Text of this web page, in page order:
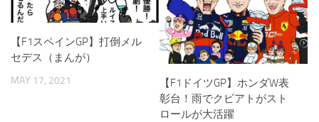
【F1スペインGP】打倒メル
セデス（まんが）
MAY 17, 2021
【F1ドイツGP】ホンダW表
彰台！雨でクビアトがスト
ロールが大活躍